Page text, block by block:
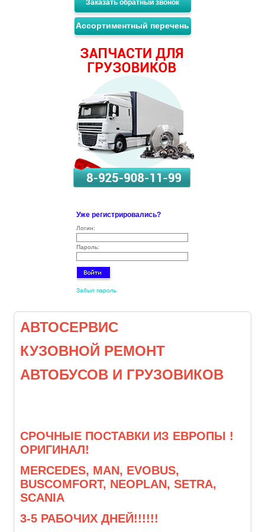
Заказать обратный звонок
Ассортиментный перечень
Уже регистрировались?
Логин:
Пароль:
Забыл пароль
АВТОСЕРВИС
КУЗОВНОЙ РЕМОНТ
АВТОБУСОВ И ГРУЗОВИКОВ
СРОЧНЫЕ ПОСТАВКИ ИЗ ЕВРОПЫ !
ОРИГИНАЛ!
MERCEDES, MAN, EVOBUS,
BUSCOMFORT, NEOPLAN, SETRA,
SCANIA
3-5 РАБОЧИХ ДНЕЙ!!!!!!